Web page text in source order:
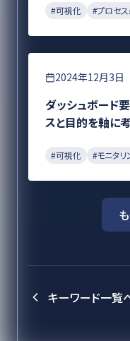
#可視化 #プロセ
要件定義
2024年12月3日
ダッシュボード
スと目的を軸に
#可視化 #モニタリ
キーワード一覧